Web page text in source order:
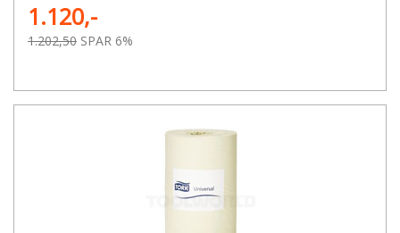
1.120,-
1.202,50 SPAR 6%